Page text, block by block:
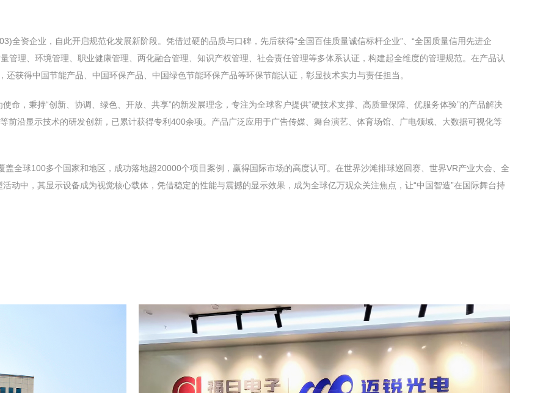
全资企业，自此开启规范化发展新阶段。凭借过硬的品质与口碑，先后获得“全国百佳质量诚信标杆企业”、“全国质量信⽤先进企
管理、环境管理、职业健康管理、两化融合管理、知识产权管理、社会责任管理等多体系认证，构建起全维度的管理规范。在产品认
获得中国节能产品、中国环保产品、中国绿⾊节能环保产品等环保节能认证，彰显技术实力与责任担当。
命，秉持“创新、协调、绿色、开放、共享”的新发展理念，专注为全球客户提供“硬技术支撑、高质量保障、优服务体验”的产品解决
前沿显⽰技术的研发创新，已累计获得专利400余项。产品广泛应用于广告传媒、舞台演艺、体育场馆、广电领域、大数据可视化等
全球100多个国家和地区，成功落地超20000个项目案例，赢得国际市场的高度认可。在世界沙滩排球巡回赛、世界VR产业大会、全
动中，其显示设备成为视觉核心载体，凭借稳定的性能与震撼的显示效果，成为全球亿万观众关注焦点，让“中国智造”在国际舞台持